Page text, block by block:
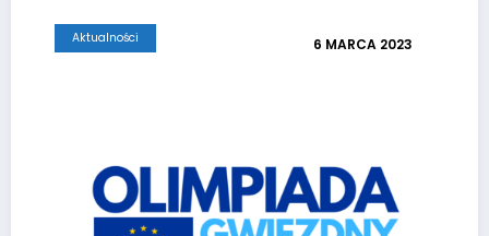
Aktualności 6 MARCA 2023